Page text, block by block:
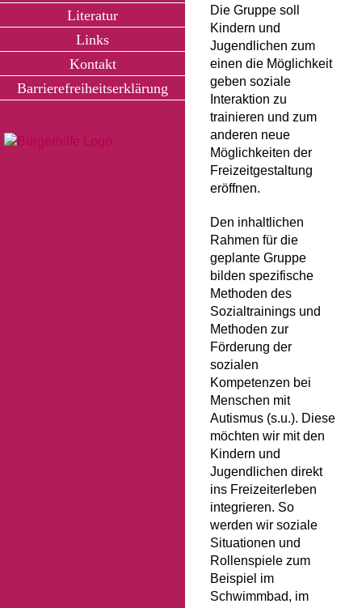
Literatur
Links
Kontakt
Barrierefreiheitserklärung
Die Gruppe soll
Kindern und
Jugendlichen zum
einen die Möglichkeit
geben soziale
Interaktion zu
trainieren und zum
anderen neue
Möglichkeiten der
Freizeitgestaltung
eröffnen.
Den inhaltlichen
Rahmen für die
geplante Gruppe
bilden spezifische
Methoden des
Sozialtrainings und
Methoden zur
Förderung der
sozialen
Kompetenzen bei
Menschen mit
Autismus (s.u.). Diese
möchten wir mit den
Kindern und
Jugendlichen direkt
ins Freizeiterleben
integrieren. So
werden wir soziale
Situationen und
Rollenspiele zum
Beispiel im
Schwimmbad, im